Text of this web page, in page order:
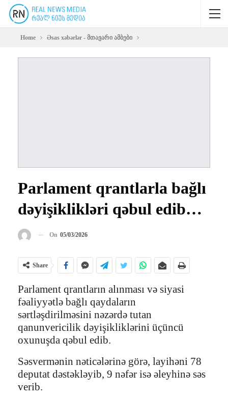
Home Əsas xəbərlər - მთავარი ამბები
Parlament qrantlarla bağlı
dəyişiklikləri qəbul edib…
On 05/03/2026
Share
Parlament qrantların alınması və siyasi
fəaliyyətlə bağlı qaydaların
sərtləşdirilməsini nəzərdə tutan
qanunvericilik dəyişikliklərini üçüncü
oxunuşda qəbul edib.
Səsvermənin nəticələrinə görə, layihəni 78
deputat dəstəkləyib, 9 nəfər isə əleyhinə səs
verib.